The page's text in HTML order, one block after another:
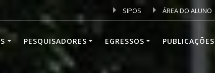
SIPOS ÁREA DO ALUNO
PESQUISADORES EGRESSOS PUBLICAÇÕES